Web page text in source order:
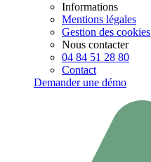
Informations
Mentions légales
Gestion des cookies
Nous contacter
04 84 51 28 80
Contact
Demander une démo